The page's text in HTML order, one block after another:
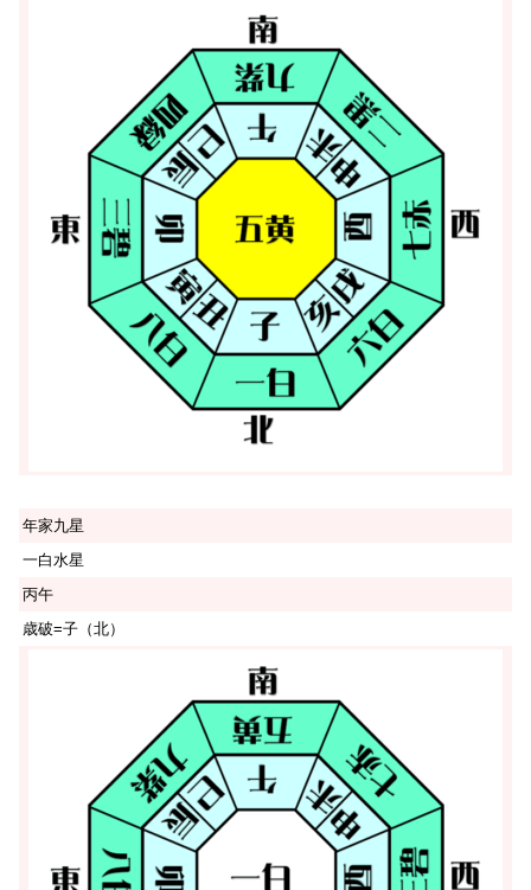
年家九星
一白水星
丙午
歳破=子（北）